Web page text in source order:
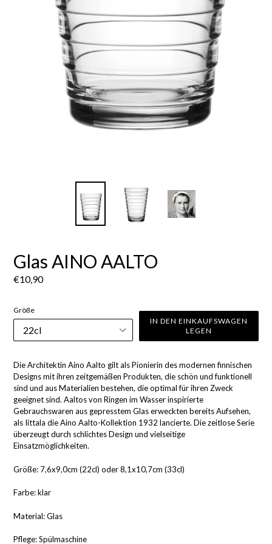
Glas AINO AALTO
Normaler
€10,90
Größe
IN DEN EINKAUFSWAGEN
LEGEN
Die Architektin Aino Aalto gilt als Pionierin des modernen finnischen
Designs mit ihren zeitgemäßen Produkten, die schön und funktionell
sind und aus Materialien bestehen, die optimal für ihren Zweck
geeignet sind. Aaltos von Ringen im Wasser inspirierte
Gebrauchswaren aus gepresstem Glas erweckten bereits Aufsehen,
als Iittala die Aino Aalto-Kollektion 1932 lancierte. Die zeitlose Serie
überzeugt durch schlichtes Design und vielseitige
Einsatzmöglichkeiten.
Größe: 7,6x9,0cm (22cl) oder 8,1x10,7cm (33cl)
Farbe: klar
Material: Glas
Pflege: Spülmaschine